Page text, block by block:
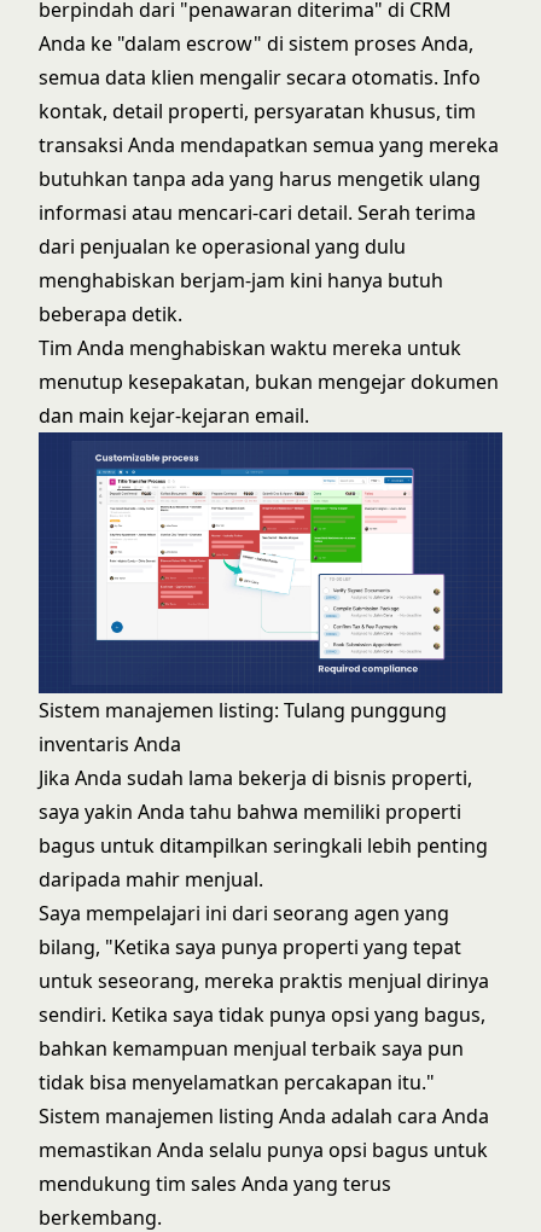
berpindah dari "penawaran diterima" di CRM
Anda ke "dalam escrow" di sistem proses Anda,
semua data klien mengalir secara otomatis. Info
kontak, detail properti, persyaratan khusus, tim
transaksi Anda mendapatkan semua yang mereka
butuhkan tanpa ada yang harus mengetik ulang
informasi atau mencari-cari detail. Serah terima
dari penjualan ke operasional yang dulu
menghabiskan berjam-jam kini hanya butuh
beberapa detik.
Tim Anda menghabiskan waktu mereka untuk
menutup kesepakatan, bukan mengejar dokumen
dan main kejar-kejaran email.
Sistem manajemen listing: Tulang punggung
inventaris Anda
Jika Anda sudah lama bekerja di bisnis properti,
saya yakin Anda tahu bahwa memiliki properti
bagus untuk ditampilkan seringkali lebih penting
daripada mahir menjual.
Saya mempelajari ini dari seorang agen yang
bilang, "Ketika saya punya properti yang tepat
untuk seseorang, mereka praktis menjual dirinya
sendiri. Ketika saya tidak punya opsi yang bagus,
bahkan kemampuan menjual terbaik saya pun
tidak bisa menyelamatkan percakapan itu."
Sistem manajemen listing Anda adalah cara Anda
memastikan Anda selalu punya opsi bagus untuk
mendukung tim sales Anda yang terus
berkembang.